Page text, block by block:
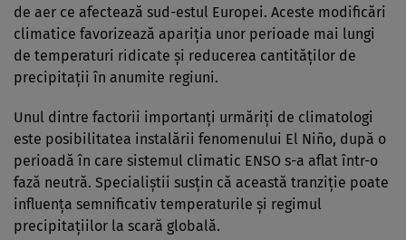
de aer ce afectează sud-estul Europei. Aceste modificări
climatice favorizează apariția unor perioade mai lungi
de temperaturi ridicate și reducerea cantităților de
precipitații în anumite regiuni.
Unul dintre factorii importanți urmăriți de climatologi
este posibilitatea instalării fenomenului El Niño, după o
perioadă în care sistemul climatic ENSO s-a aflat într-o
fază neutră. Specialiștii susțin că această tranziție poate
influența semnificativ temperaturile și regimul
precipitațiilor la scară globală.